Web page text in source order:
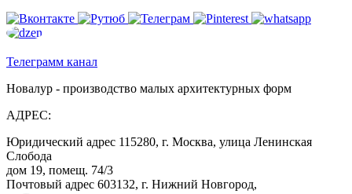
Телеграмм канал
Новалур - производство малых архитектурных форм
АДРЕС:
Юридический адрес 115280, г. Москва, улица Ленинская
Слобода
дом 19, помещ. 74/3
Почтовый адрес 603132, г. Нижний Новгород,